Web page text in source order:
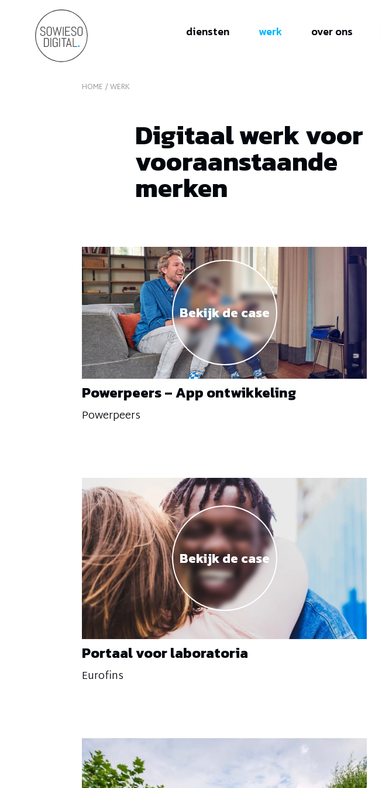
SowiesoDigital
diensten werk over ons
HOME WERK
Digitaal werk voor
vooraanstaande
merken
Bekijk de case
Powerpeers – App ontwikkeling
Powerpeers
Bekijk de case
Portaal voor laboratoria
Eurofins